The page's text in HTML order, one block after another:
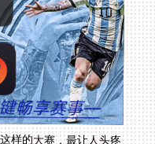
样的大赛，最让人头疼
明明心潮澎湃，打开熟
冰的“因版权限制，该
。在俄罗斯的你，想在
集锦，画面却永远在转
重温那份乡音环绕的观
白屏幕；在美国的你，
句“仅限中国大陆”的提
原因，就是地理区域封
备的终极指南，我将一
国加速器，彻底解决这
都能无缝畅享中文解说